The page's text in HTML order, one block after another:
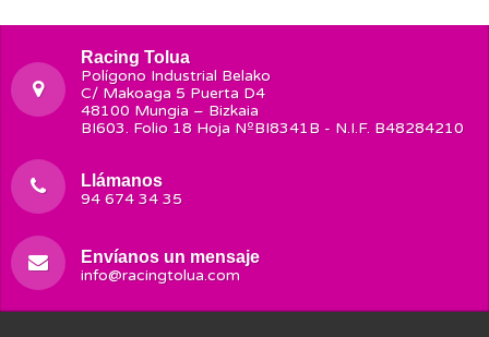
Racing Tolua
Polígono Industrial Belako
C/ Makoaga 5 Puerta D4
48100 Mungia – Bizkaia
BI603. Folio 18 Hoja NºBI8341B - N.I.F. B48284210
Llámanos
94 674 34 35
Envíanos un mensaje
info@racingtolua.com